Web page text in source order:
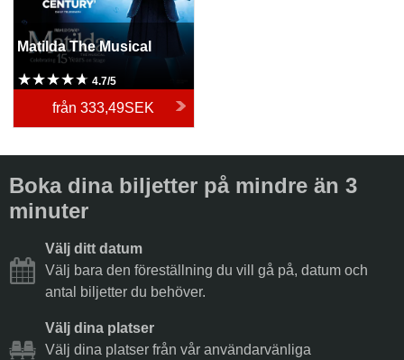
Matilda The Musical
4.7/5
från333,49SEK
Boka dina biljetter på mindre än 3
minuter
Välj ditt datum
Välj bara den föreställning du vill gå på, datum och
antal biljetter du behöver.
Välj dina platser
Välj dina platser från vår användarvänliga